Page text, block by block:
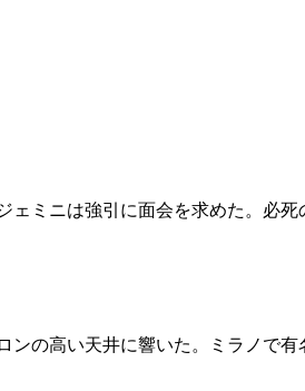
ミニは強引に面会を求めた。必
ンの高い天井に響いた。ミラノで